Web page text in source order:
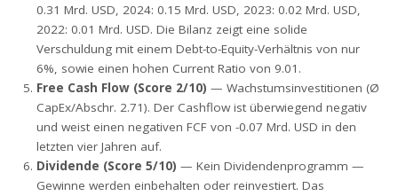
0.31 Mrd. USD, 2024: 0.15 Mrd. USD, 2023: 0.02 Mrd. USD,
2022: 0.01 Mrd. USD. Die Bilanz zeigt eine solide
Verschuldung mit einem Debt-to-Equity-Verhältnis von nur
6%, sowie einen hohen Current Ratio von 9.01.
Free Cash Flow (Score 2/10) — Wachstumsinvestitionen (Ø
CapEx/Abschr. 2.71). Der Cashflow ist überwiegend negativ
und weist einen negativen FCF von -0.07 Mrd. USD in den
letzten vier Jahren auf.
Dividende (Score 5/10) — Kein Dividendenprogramm —
Gewinne werden einbehalten oder reinvestiert. Das